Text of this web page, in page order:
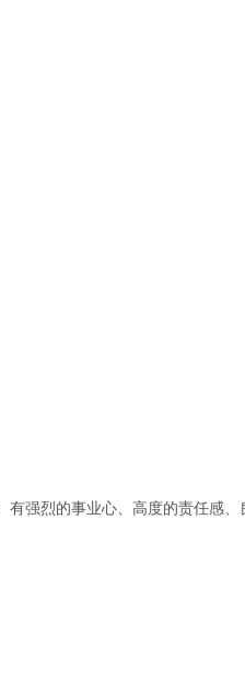
强烈的事业心、高度的责任感、